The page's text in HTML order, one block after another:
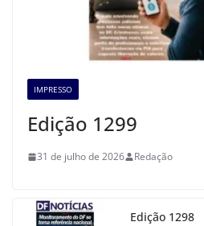
IMPRESSO
Edição 1299
31 de julho de 2026 Redação
Edição 1298